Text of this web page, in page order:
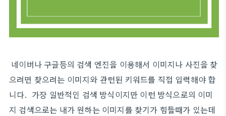
네이버나 구글등의 검색 엔진을 이용해서 이미지나 사진을 찾
으려면 찾으려는 이미지와 관련된 키워드를 직접 입력해야 합
니다. 가장 일반적인 검색 방식이지만 이런 방식으로의 이미
지 검색으로는 내가 원하는 이미지를 찾기가 힘들때가 있는데